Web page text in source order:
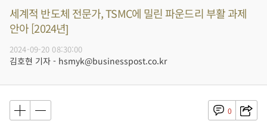
세계적 반도체 전문가, TSMC에 밀린 파운드리 부활 과제
안아 [2024년]
2024-09-20 08:30:00
김호현 기자 - hsmyk@businesspost.co.kr
0